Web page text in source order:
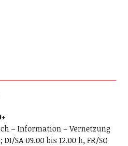
– Information – Vernetzung
DI/SA 09.00 bis 12.00 h, FR/SO